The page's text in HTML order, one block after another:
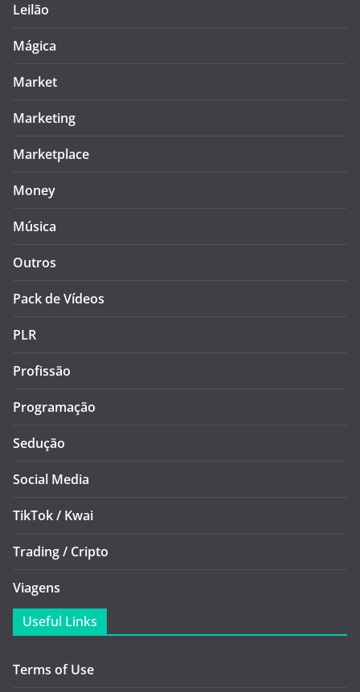
Leilão
Mágica
Market
Marketing
Marketplace
Money
Música
Outros
Pack de Vídeos
PLR
Profissão
Programação
Sedução
Social Media
TikTok / Kwai
Trading / Cripto
Viagens
Useful Links
Terms of Use